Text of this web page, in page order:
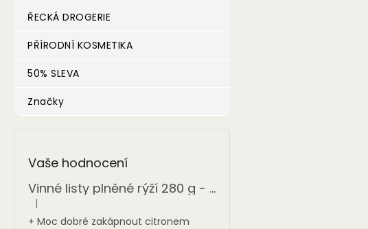
ŘECKÁ DROGERIE
PŘÍRODNÍ KOSMETIKA
50% SLEVA
Značky
Vaše hodnocení
Vinné listy plněné rýží 280 g - ONASSIS
Hodnocení produktu je 5 z 5 hvězdiček.
|
+ Moc dobré zakápnout citronem